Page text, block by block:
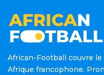
African-Football couvre
Afrique francophone.